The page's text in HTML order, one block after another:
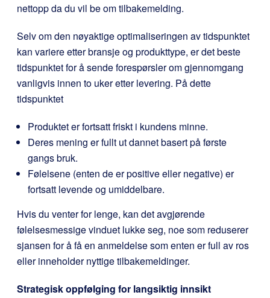
nettopp da du vil be om tilbakemelding.
Selv om den nøyaktige optimaliseringen av tidspunktet
kan variere etter bransje og produkttype, er det beste
tidspunktet for å sende forespørsler om gjennomgang
vanligvis innen to uker etter levering. På dette
tidspunktet
Produktet er fortsatt friskt i kundens minne.
Deres mening er fullt ut dannet basert på første
gangs bruk.
Følelsene (enten de er positive eller negative) er
fortsatt levende og umiddelbare.
Hvis du venter for lenge, kan det avgjørende
følelsesmessige vinduet lukke seg, noe som reduserer
sjansen for å få en anmeldelse som enten er full av ros
eller inneholder nyttige tilbakemeldinger.
Strategisk oppfølging for langsiktig innsikt